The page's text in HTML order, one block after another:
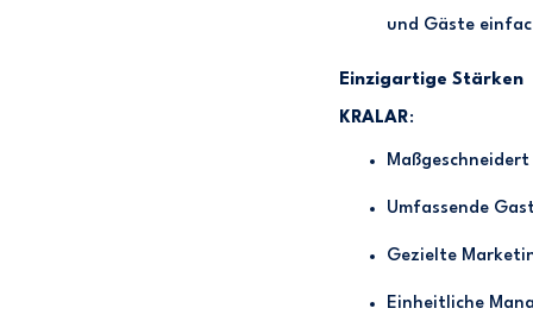
und Gäste
Einzigartige Stärken
KRALAR:
Umfassende
Gezielte
Einheitliche